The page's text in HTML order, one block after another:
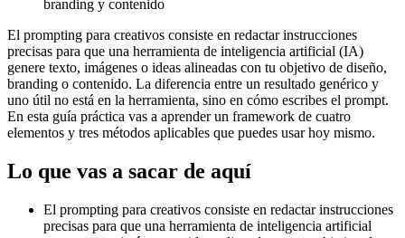
branding y contenido
El prompting para creativos consiste en redactar instrucciones
precisas para que una herramienta de inteligencia artificial (IA)
genere texto, imágenes o ideas alineadas con tu objetivo de diseño,
branding o contenido. La diferencia entre un resultado genérico y
uno útil no está en la herramienta, sino en cómo escribes el prompt.
En esta guía práctica vas a aprender un framework de cuatro
elementos y tres métodos aplicables que puedes usar hoy mismo.
Lo que vas a sacar de aquí
El prompting para creativos consiste en redactar instrucciones
precisas para que una herramienta de inteligencia artificial